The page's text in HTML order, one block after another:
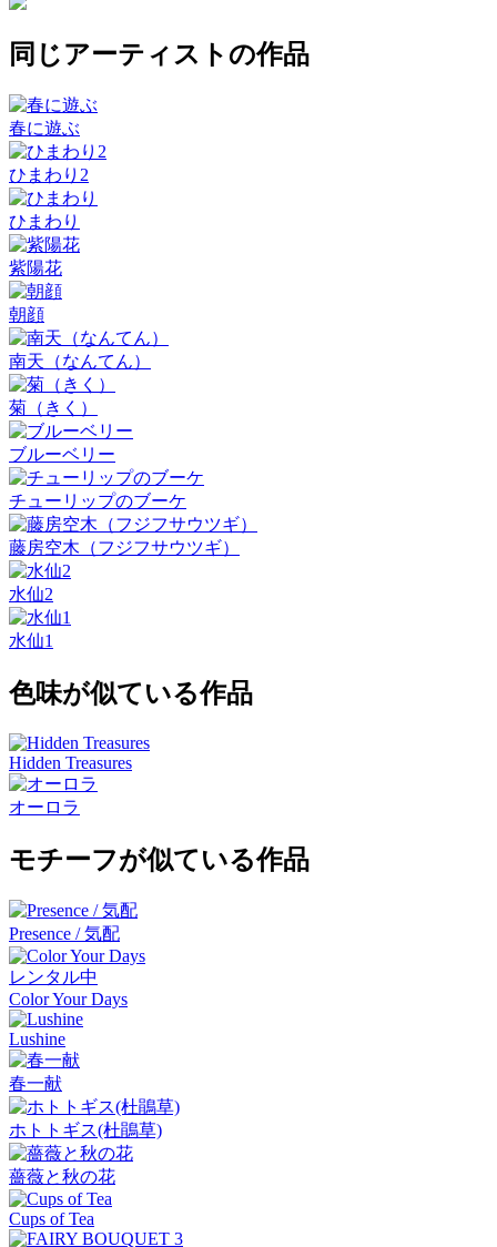
同じアーティストの作品
春に遊ぶ
ひまわり2
ひまわり
紫陽花
朝顔
南天（なんてん）
菊（きく）
ブルーベリー
チューリップのブーケ
藤房空木（フジフサウツギ）
水仙2
水仙1
色味が似ている作品
Hidden Treasures
オーロラ
モチーフが似ている作品
Presence / 気配
レンタル中
Color Your Days
Lushine
春一献
ホトトギス(杜鵑草)
薔薇と秋の花
Cups of Tea